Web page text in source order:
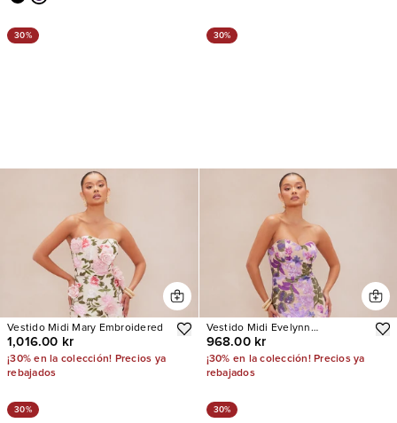
30%
Vestido Midi Mary Embroidered
1,016.00 kr
¡30% en la colección! Precios ya
rebajados
30%
Vestido Midi Evelynn
Embroidered
968.00 kr
¡30% en la colección! Precios ya
rebajados
30% 30%